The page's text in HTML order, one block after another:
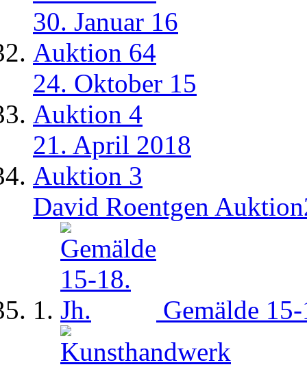
30. Januar 16
Auktion 64
24. Oktober 15
Auktion 4
21. April 2018
Auktion 3
David Roentgen
Gemälde